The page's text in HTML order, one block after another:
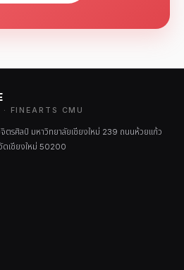
FINEARTS CMU
ตรศิลป์ มหาวิทยาลัยเชียงใหม่ 239 ถนนห้วยแก้ว
ดเชียงใหม่ 50200